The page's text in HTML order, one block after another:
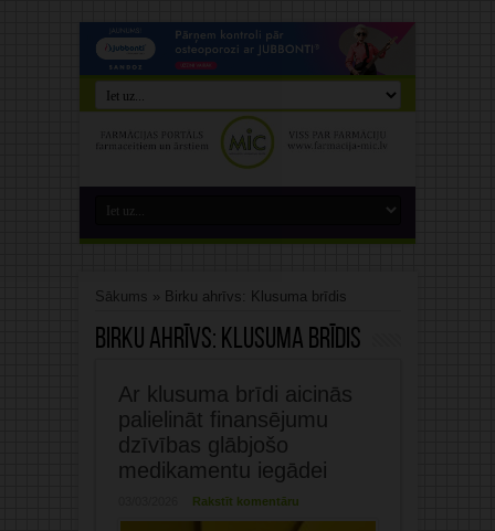
Sākums » Birku ahrīvs: Klusuma brīdis
Birku ahrīvs: Klusuma brīdis
Ar klusuma brīdi aicinās
palielināt finansējumu
dzīvības glābjošo
medikamentu iegādei
Rakstīt komentāru